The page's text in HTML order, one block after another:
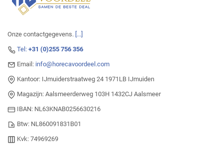
Onze contactgegevens. [...]
Tel: +31 (0)255 756 356
Email: info@horecavoordeel.com
Kantoor: IJmuiderstraatweg 24 1971LB IJmuiden
Magazijn: Aalsmeerderweg 103H 1432CJ Aalsmeer
IBAN: NL63KNAB0256630216
Btw: NL860091831B01
Kvk: 74969269